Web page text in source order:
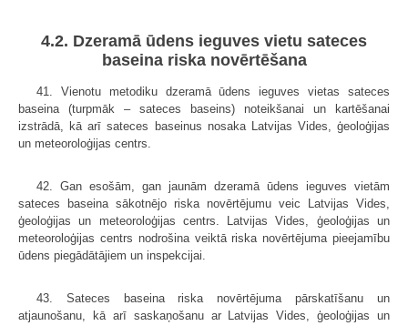
4.2. Dzeramā ūdens ieguves vietu sateces
baseina riska novērtēšana
41. Vienotu metodiku dzeramā ūdens ieguves vietas sateces
baseina (turpmāk – sateces baseins) noteikšanai un kartēšanai
izstrādā, kā arī sateces baseinus nosaka Latvijas Vides, ģeoloģijas
un meteoroloģijas centrs.
42. Gan esošām, gan jaunām dzeramā ūdens ieguves vietām
sateces baseina sākotnējo riska novērtējumu veic Latvijas Vides,
ģeoloģijas un meteoroloģijas centrs. Latvijas Vides, ģeoloģijas un
meteoroloģijas centrs nodrošina veiktā riska novērtējuma pieejamību
ūdens piegādātājiem un inspekcijai.
43. Sateces baseina riska novērtējuma pārskatīšanu un
atjaunošanu, kā arī saskaņošanu ar Latvijas Vides, ģeoloģijas un